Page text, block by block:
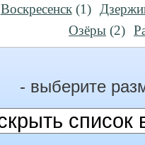
Воскресенск(1)
Озёры (2)
- выберите